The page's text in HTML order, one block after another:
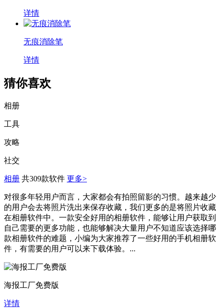
详情
无痕消除笔
详情
猜你喜欢
相册
工具
攻略
社交
相册 共309款软件 更多>
对很多年轻用户而言，大家都会有拍照留影的习惯。越来越少
的用户会去将照片洗出来保存收藏，我们更多的是将照片收藏
在相册软件中。一款安全好用的相册软件，能够让用户获取到
自己需要的更多功能，也能够解决大量用户不知道应该选择哪
款相册软件的难题，小编为大家推荐了一些好用的手机相册软
件，有需要的用户可以来下载体验。...
海报工厂免费版
详情